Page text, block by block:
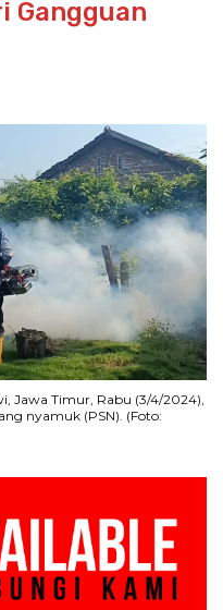
Gangguan
Jawa Timur, Rabu (3/4/2024),
nyamuk (PSN). (Foto: